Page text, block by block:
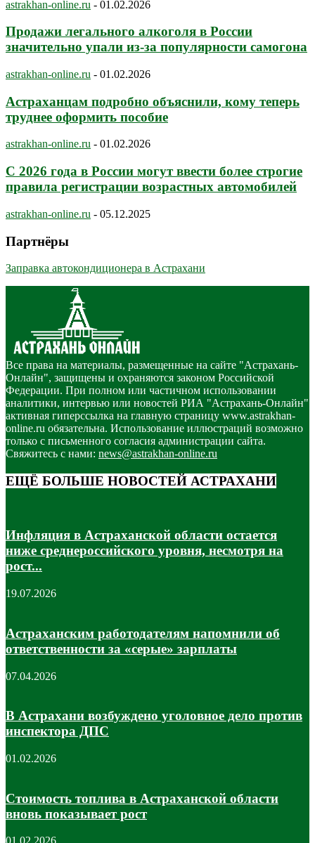
astrakhan-online.ru - 01.02.2026
Продажи легального алкоголя в России
значительно упали из-за популярности самогона
astrakhan-online.ru - 01.02.2026
Астраханцам подробно объяснили, кому теперь
труднее оформить пособие
astrakhan-online.ru - 01.02.2026
С 2026 года в России могут ввести более строгие
правила регистрации возрастных автомобилей
astrakhan-online.ru - 05.12.2025
Партнёры
Заправка автокондиционера в Астрахани
Все права на материалы, размещенные на сайте "Астрахань-
Онлайн", защищены и охраняются законом Российской
Федерации. При полном или частичном использовании
аналитики, интервью или новостей РИА "Астрахань-Онлайн"
активная гиперссылка на главную страницу www.astrakhan-
online.ru обязательна. Использование иллюстраций возможно
только с письменного согласия администрации сайта.
Свяжитесь с нами: news@astrakhan-online.ru
ЕЩЁ БОЛЬШЕ НОВОСТЕЙ АСТРАХАНИ
Инфляция в Астраханской области остается
ниже среднероссийского уровня, несмотря на
рост...
19.07.2026
Астраханским работодателям напомнили об
ответственности за «серые» зарплаты
07.04.2026
В Астрахани возбуждено уголовное дело против
инспектора ДПС
01.02.2026
Стоимость топлива в Астраханской области
вновь показывает рост